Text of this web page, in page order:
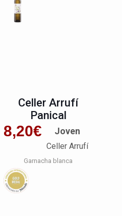
Celler Arrufí
Panical
8,20€ Joven
Celler Arrufí
Garnacha blanca